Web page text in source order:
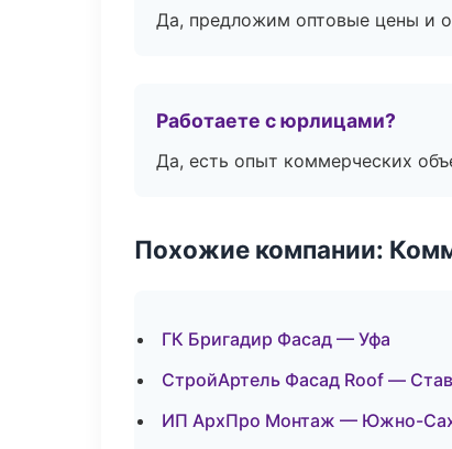
Да, предложим оптовые цены и
Работаете с юрлицами?
Да, есть опыт коммерческих
Похожие компании:
ГК Бригадир Фасад — Уфа
СтройАртель Фасад Roof —
ИП АрхПро Монтаж — Южно-